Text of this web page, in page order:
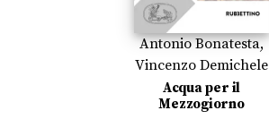
Antonio Bonatesta,
Vincenzo Demichele
Acqua per il
Mezzogiorno